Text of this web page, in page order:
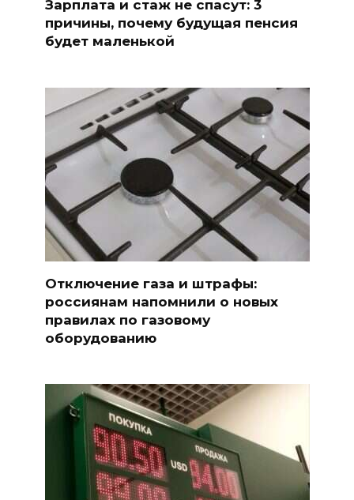
Зарплата и стаж не спасут: 3
причины, почему будущая пенсия
будет маленькой
Отключение газа и штрафы:
россиянам напомнили о новых
правилах по газовому
оборудованию